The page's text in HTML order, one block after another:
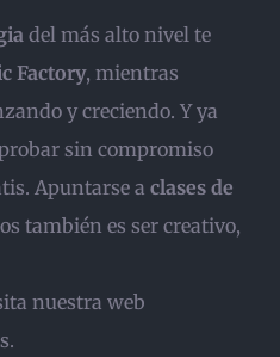
del más alto nivel te
Factory, mientras
y creciendo. Y ya
sin compromiso
Apuntarse a clases de
también es ser creativo,
nuestra web